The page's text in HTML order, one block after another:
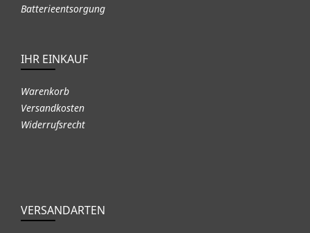
Batterieentsorgung
IHR EINKAUF
Warenkorb
Versandkosten
Widerrufsrecht
VERSANDARTEN